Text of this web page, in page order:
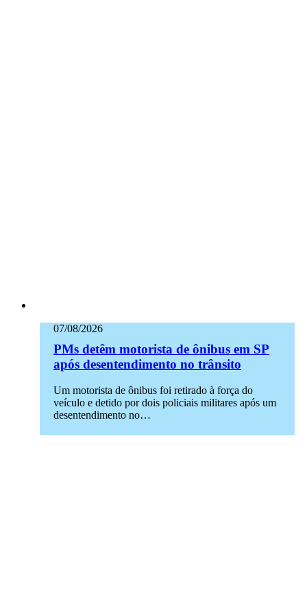
07/08/2026
PMs detêm motorista de ônibus em SP
após desentendimento no trânsito
Um motorista de ônibus foi retirado à força do
veículo e detido por dois policiais militares após um
desentendimento no…